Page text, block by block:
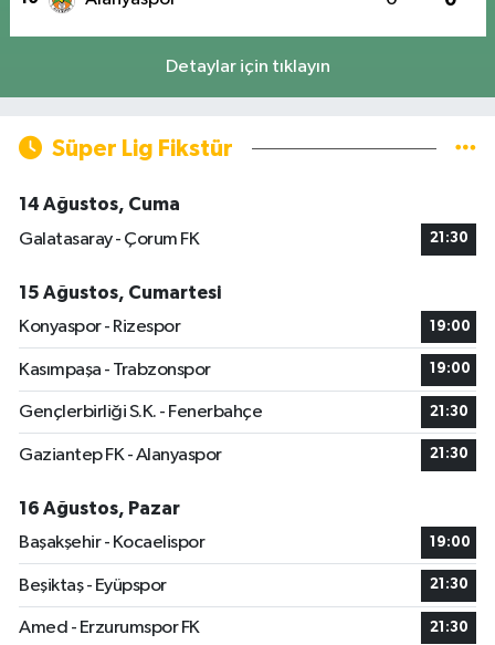
Detaylar için tıklayın
Süper Lig Fikstür
14 Ağustos, Cuma
Galatasaray - Çorum FK
21:30
15 Ağustos, Cumartesi
Konyaspor - Rizespor
19:00
Kasımpaşa - Trabzonspor 19:00
Gençlerbirliği S.K. - Fenerbahçe 21:30
Gaziantep FK - Alanyaspor 21:30
16 Ağustos, Pazar
Başakşehir - Kocaelispor
19:00
Beşiktaş - Eyüpspor 21:30
Amed - Erzurumspor FK 21:30